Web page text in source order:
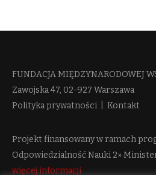
FUNDACJA MIĘDZYNARODOWEJ
Zawojska 47, 02-927 Warszawa
Polityka prywatności
Kontakt
Projekt finansowany w ramach
Odpowiedzialność Nauki 2»
więcej informacji